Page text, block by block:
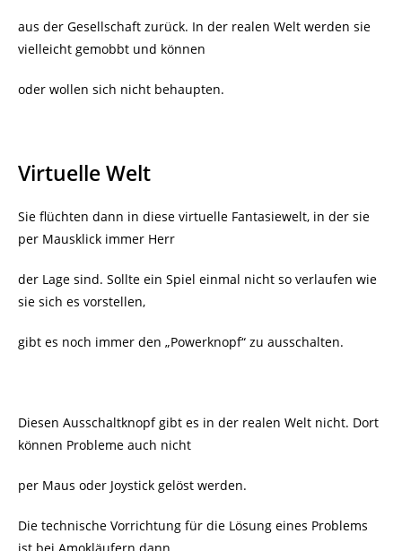
aus der Gesellschaft zurück. In der realen Welt werden sie
vielleicht gemobbt und können
oder wollen sich nicht behaupten.
Virtuelle Welt
Sie flüchten dann in diese virtuelle Fantasiewelt, in der sie
per Mausklick immer Herr
der Lage sind. Sollte ein Spiel einmal nicht so verlaufen wie
sie sich es vorstellen,
gibt es noch immer den „Powerknopf“ zu ausschalten.
Diesen Ausschaltknopf gibt es in der realen Welt nicht. Dort
können Probleme auch nicht
per Maus oder Joystick gelöst werden.
Die technische Vorrichtung für die Lösung eines Problems